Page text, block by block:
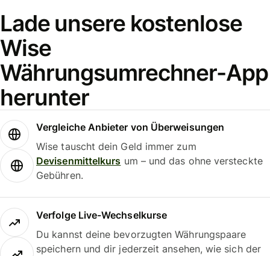
Lade unsere kostenlose
Wise
Währungsumrechner-App
herunter
Vergleiche Anbieter von Überweisungen
Wise tauscht dein Geld immer zum
Devisenmittelkurs um – und das ohne versteckte
Gebühren.
Verfolge Live-Wechselkurse
Du kannst deine bevorzugten Währungspaare
speichern und dir jederzeit ansehen, wie sich der